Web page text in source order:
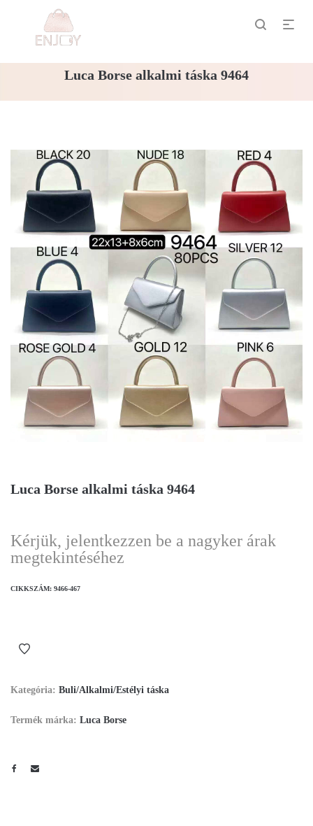
Luca Borse alkalmi táska 9464
Luca Borse alkalmi táska 9464
Kérjük, jelentkezzen be a nagyker árak
megtekintéséhez
CIKKSZÁM: 9466-467
Kategória: Buli/Alkalmi/Estélyi táska
Termék márka: Luca Borse